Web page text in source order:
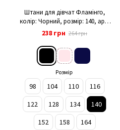
Штани для дівчат Фламінго,
колір: Чорний, розмір: 140, арт.
921-427
238 грн 264 грн
Розмір
98 104 110
116
122
128 134
140
152
158 164